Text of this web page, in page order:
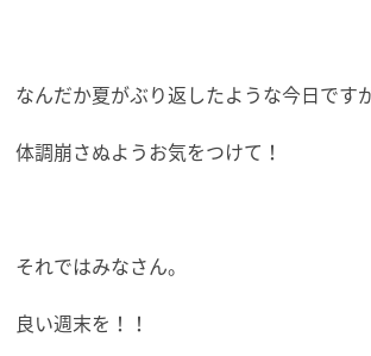
なんだか夏がぶり返したような今日です
体調崩さぬようお気をつけて！
それではみなさん。
良い週末を！！